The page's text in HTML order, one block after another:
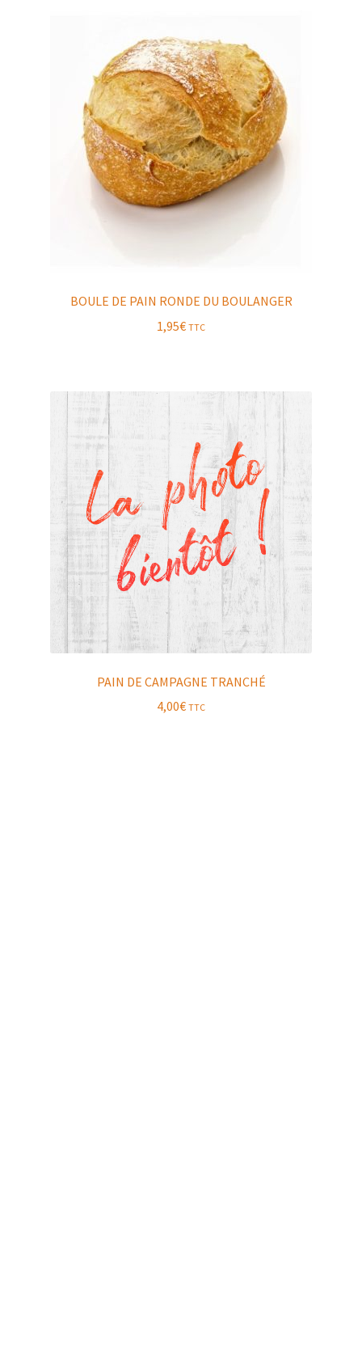
BOULE DE PAIN RONDE DU BOULANGER
1,95€ TTC
PAIN DE CAMPAGNE TRANCHÉ
4,00€ TTC